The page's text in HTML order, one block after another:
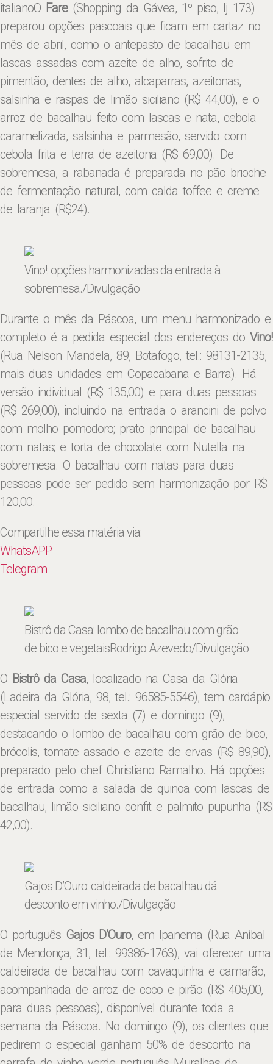
italianoO Fare(Shopping da Gávea, 1º piso, lj 173)
preparou opções pascoais que ficam em cartaz no
mês de abril, como o antepasto de bacalhau em
lascas assadas com azeite de alho, sofrito de
pimentão, dentes de alho, alcaparras, azeitonas,
salsinha e raspas de limão siciliano (R$ 44,00), e o
arroz de bacalhau feito com lascas e nata, cebola
caramelizada, salsinha e parmesão, servido com
cebola frita e terra de azeitona (R$ 69,00). De
sobremesa, a rabanada é preparada no pão brioche
de fermentação natural, com calda toffee e creme
de laranja (R$24).
Vino!: opções harmonizadas da entrada à
sobremesa./Divulgação
Durante o mês da Páscoa, um menu harmonizado e
completo é a pedida especial dos endereços do Vino!
(Rua Nelson Mandela, 89, Botafogo, tel.: 98131-2135,
mais duas unidades em Copacabana e Barra). Há
versão individual (R$ 135,00) e para duas pessoas
(R$ 269,00), incluindo na entrada o arancini de polvo
com molho pomodoro; prato principal de bacalhau
com natas; e torta de chocolate com Nutella na
sobremesa. O bacalhau com natas para duas
pessoas pode ser pedido sem harmonização por R$
120,00.
Compartilhe essa matéria via:
WhatsAPP
Telegram
Bistrô da Casa: lombo de bacalhau com grão
de bico e vegetaisRodrigo Azevedo/Divulgação
O Bistrô da Casa, localizado na Casa da Glória
(Ladeira da Glória, 98, tel.: 96585-5546), tem cardápio
especial servido de sexta (7) e domingo (9),
destacando o lombo de bacalhau com grão de bico,
brócolis, tomate assado e azeite de ervas (R$ 89,90),
preparado pelo chef Christiano Ramalho. Há opções
de entrada como a salada de quinoa com lascas de
bacalhau, limão siciliano confit e palmito pupunha (R$
42,00).
Gajos D’Ouro: caldeirada de bacalhau dá
desconto em vinho./Divulgação
O português Gajos D’Ouro, em Ipanema (Rua Aníbal
de Mendonça, 31, tel.: 99386-1763), vai oferecer uma
caldeirada de bacalhau com cavaquinha e camarão,
acompanhada de arroz de coco e pirão (R$ 405,00,
para duas pessoas), disponível durante toda a
semana da Páscoa. No domingo (9), os clientes que
pedirem o especial ganham 50% de desconto na